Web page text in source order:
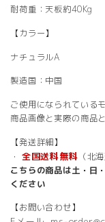
耐荷重：天板約40Kg
【カラー】
ナチュラルA
製造国：中国
ご使用になられている
商品画像と実際の商品
【発送詳細】
・ 全国送料無料 （北
こちらの商品は土・日
ください
【お問い合わせ】